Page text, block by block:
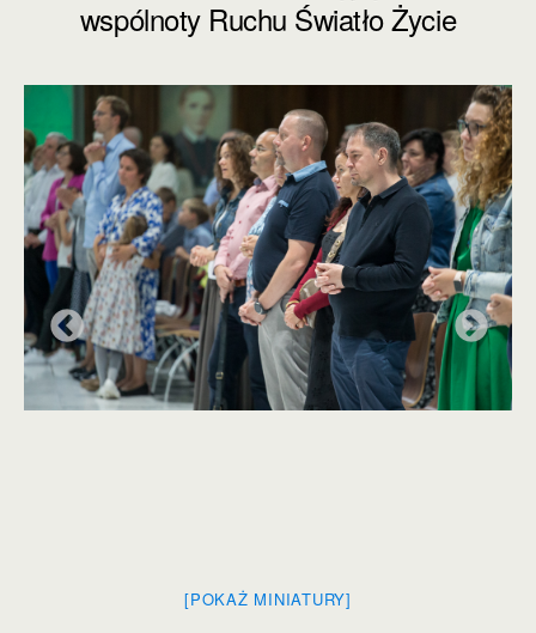
wspólnoty Ruchu Światło Życie
[POKAŻ MINIATURY]